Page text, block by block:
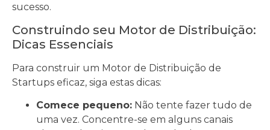
sucesso.
Construindo seu Motor de Distribuição:
Dicas Essenciais
Para construir um Motor de Distribuição de
Startups eficaz, siga estas dicas:
Comece pequeno: Não tente fazer tudo de
uma vez. Concentre-se em alguns canais